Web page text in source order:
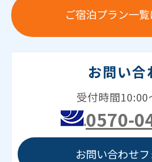
ご宿泊プラン一
お問い合
受付時間10:00
0570-
お問い合わせ